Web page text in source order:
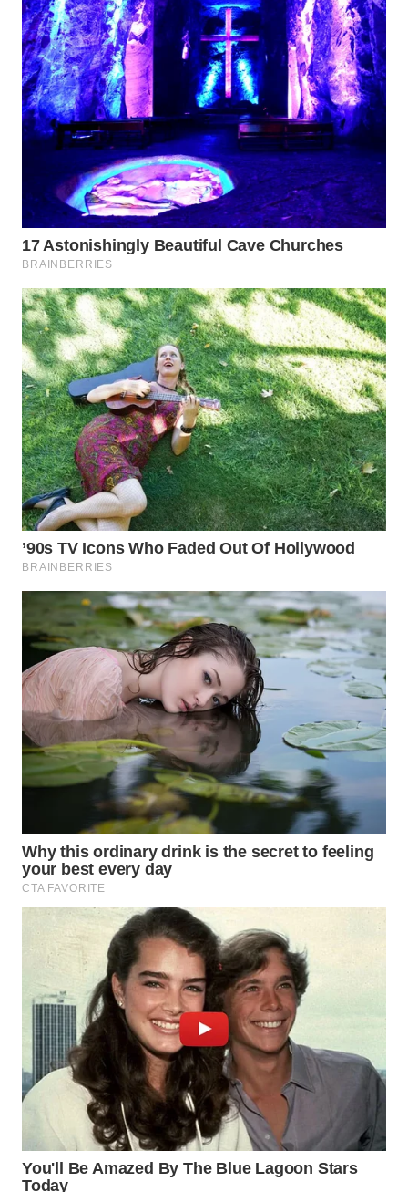
WN
INDRAMAYU
WN
KUNINGAN
WN
MAJALENGKA
WN
SUBANG
WN
SUKABUMI
WN
PURWAKARTA
WN
PRIANGAN
TIMUR
WN
SEMARANG
WN
SOLO
WN
BOROBUDUR
WN
MADURA
WN
WN
NATUNA
WN
BINTAN
MANDALIKA
WN
LIKUPANG
LABUANBAJO
WN